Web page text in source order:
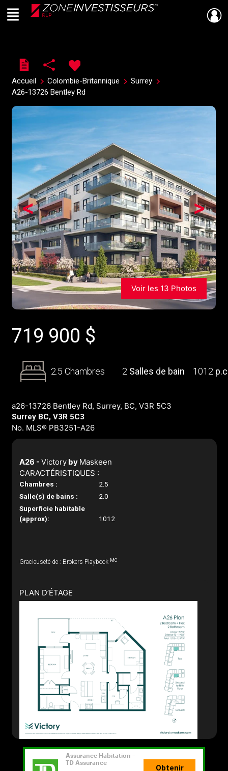
Live
En Direct
Menu
Accueil Colombie-Britannique
Surrey
A26-13726 Bentley Rd
>
<
Voir les 13 Photos
719 900 $
2.5 Chambres 2 Salles de bain 1012
a26-13726 Bentley Rd, Surrey, BC, V3R 5C3
Surrey BC, V3R 5C3
No. MLS® PB3251-A26
A26 - Victoryby Maskeen
CARACTÉRISTIQUES :
Chambres :
2.5
Salle(s) de bains :
2.0
Superficie habitable
(approx):
1012
Gracieuseté de : Brokers Playbook MC
PLAN D’ÉTAGE